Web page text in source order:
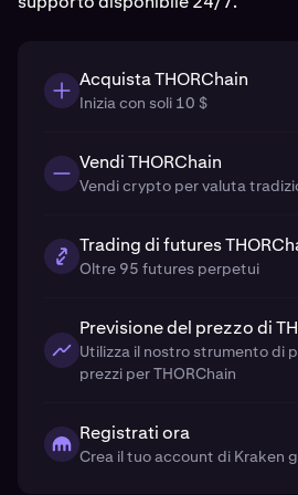
Acquista THORChain
Inizia con soli 10 $
Vendi THORChain
Vendi crypto per valuta
Trading di futures
Oltre 95 futures perpetui
Previsione del prezzo di
Utilizza il nostro strumento di
prezzi per THORChain
Registrati ora
Crea il tuo account di Kraken